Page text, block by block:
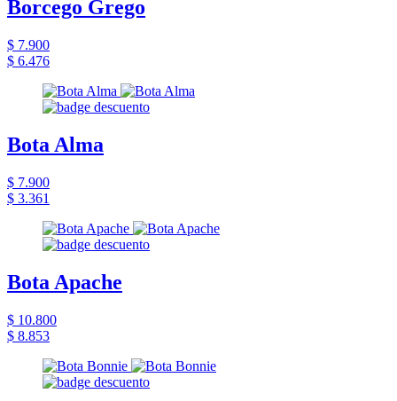
Borcego Grego
$ 7.900
$ 6.476
Bota Alma
$ 7.900
$ 3.361
Bota Apache
$ 10.800
$ 8.853